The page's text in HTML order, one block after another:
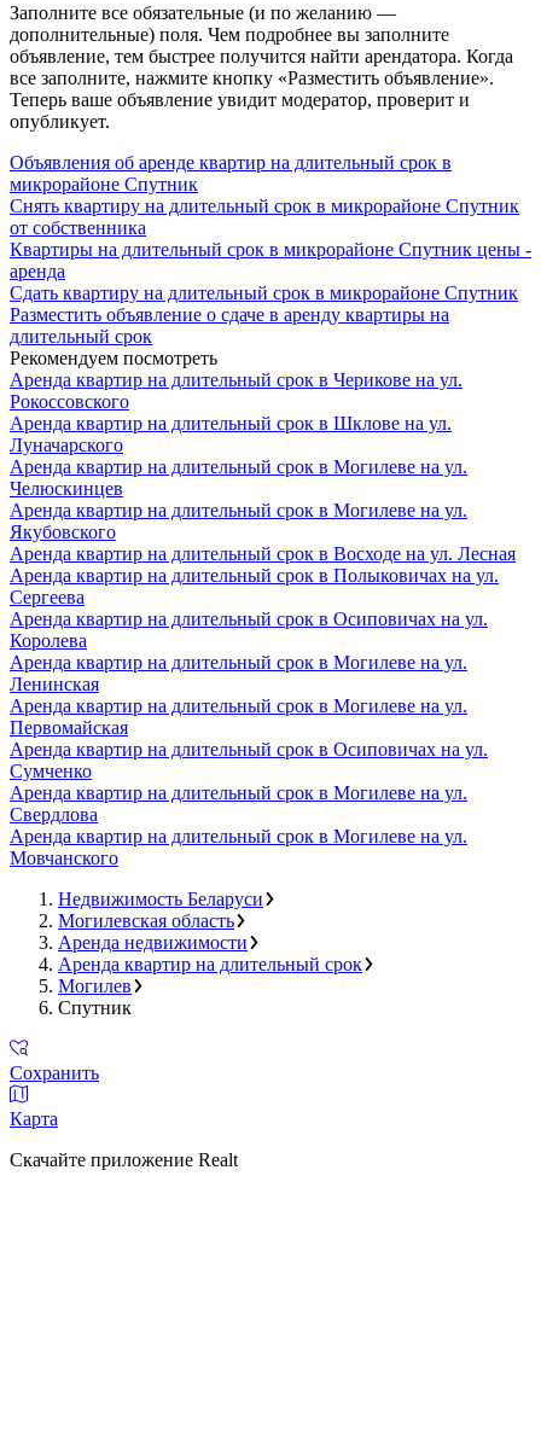
Заполните все обязательные (и по желанию —
дополнительные) поля. Чем подробнее вы заполните
объявление, тем быстрее получится найти арендатора. Когда
все заполните, нажмите кнопку «Разместить объявление».
Теперь ваше объявление увидит модератор, проверит и
опубликует.
Объявления об аренде квартир на длительный срок в
микрорайоне Спутник
Снять квартиру на длительный срок в микрорайоне Спутник
от собственника
Квартиры на длительный срок в микрорайоне Спутник цены -
аренда
Сдать квартиру на длительный срок в микрорайоне Спутник
Разместить объявление о сдаче в аренду квартиры на
длительный срок
Рекомендуем посмотреть
Аренда квартир на длительный срок в Черикове на ул.
Рокоссовского
Аренда квартир на длительный срок в Шклове на ул.
Луначарского
Аренда квартир на длительный срок в Могилеве на ул.
Челюскинцев
Аренда квартир на длительный срок в Могилеве на ул.
Якубовского
Аренда квартир на длительный срок в Восходе на ул. Лесная
Аренда квартир на длительный срок в Полыковичах на ул.
Сергеева
Аренда квартир на длительный срок в Осиповичах на ул.
Королева
Аренда квартир на длительный срок в Могилеве на ул.
Ленинская
Аренда квартир на длительный срок в Могилеве на ул.
Первомайская
Аренда квартир на длительный срок в Осиповичах на ул.
Сумченко
Аренда квартир на длительный срок в Могилеве на ул.
Свердлова
Аренда квартир на длительный срок в Могилеве на ул.
Мовчанского
Недвижимость Беларуси
Могилевская область
Аренда недвижимости
Аренда квартир на длительный срок
Могилев
Спутник
Сохранить
Карта
Скачайте приложение Realt